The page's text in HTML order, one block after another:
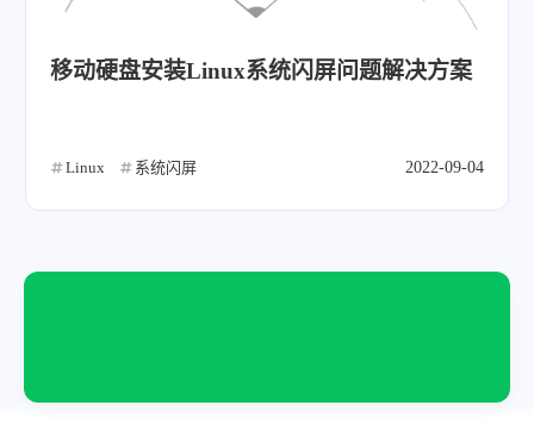
移动硬盘安装Linux系统闪屏问题解决方案
Linux 系统闪屏 2022-09-04